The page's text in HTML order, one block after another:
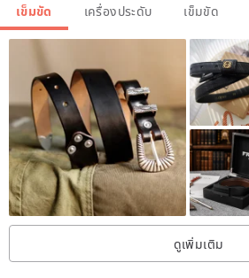
aspire to ignite actions and expressions
unearthing the pagans with mysterious
attitude and stance need to be
way to do it. Not suppressing yourself,
crowd – this is the PUNK RAVE attitude!"
https://live.staticflickr.com/65535/
↟ Original Design Adhering to a
soul's beauty blossom more fully. From
selection, pattern making, to
team's multiple discussions. Each piece
detail carries immense heartfelt thought.
possibilities, and welcome any
Garment Sizing If the size chart displayed
**English**, it indicates that the item is
sizing**, which runs **one size larger**
items in the 〈Ash Series〉 are
เข็มขัด เครื่องประดับ เข็มขัด
ดูเพิ่มเติม